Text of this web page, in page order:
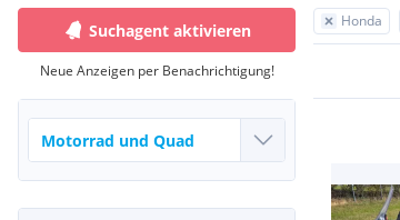
Honda
Suchagent aktivieren
Neue Anzeigen per Benachrichtigung!